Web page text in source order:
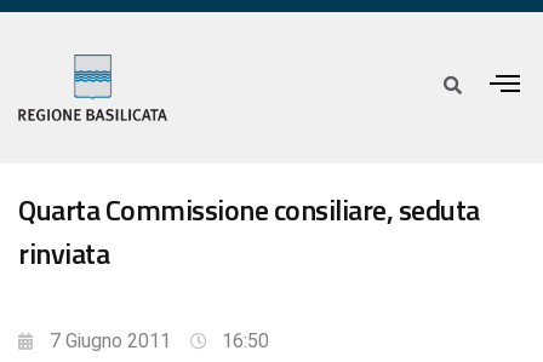
Quarta Commissione consiliare, seduta
rinviata
7 Giugno 2011 16:50